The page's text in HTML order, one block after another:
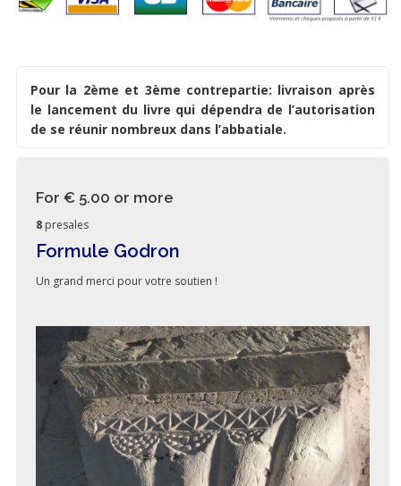
Pour la 2ème et 3ème contrepartie: livraison après
le lancement du livre qui dépendra de l’autorisation
de se réunir nombreux dans l’abbatiale.
For € 5.00 or more
8 presales
Formule Godron
Un grand merci pour votre soutien !